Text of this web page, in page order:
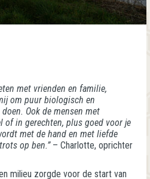
met vrienden en familie,
om puur biologisch en
Ook de mensen met
of in gerechten, plus goed voor je
met de hand en met liefde
op ben.”– Charlotte, oprichter
milieu zorgde voor de start van